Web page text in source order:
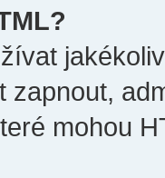
zapnout,
mohou